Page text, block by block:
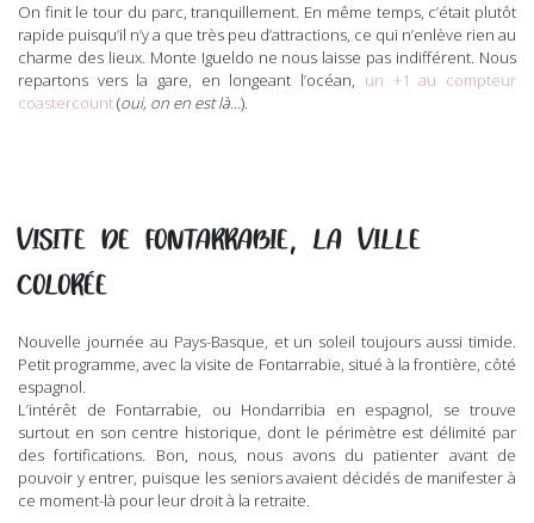
On finit le tour du parc, tranquillement. En même temps, c’était plutôt
rapide puisqu’il n’y a que très peu d’attractions, ce qui n’enlève rien au
charme des lieux. Monte Igueldo ne nous laisse pas indifférent. Nous
repartons vers la gare, en longeant l’océan, un +1 au compteur
coastercount(oui, on en est là…).
VISITE DE FONTARRABIE, LA VILLE
COLORÉE
Nouvelle journée au Pays-Basque, et un soleil toujours aussi timide.
Petit programme, avec la visite de Fontarrabie, situé à la frontière, côté
espagnol.
L’intérêt de Fontarrabie, ou Hondarribia en espagnol, se trouve
surtout en son centre historique, dont le périmètre est délimité par
des fortifications. Bon, nous, nous avons du patienter avant de
pouvoir y entrer, puisque les seniors avaient décidés de manifester à
ce moment-là pour leur droit à la retraite.